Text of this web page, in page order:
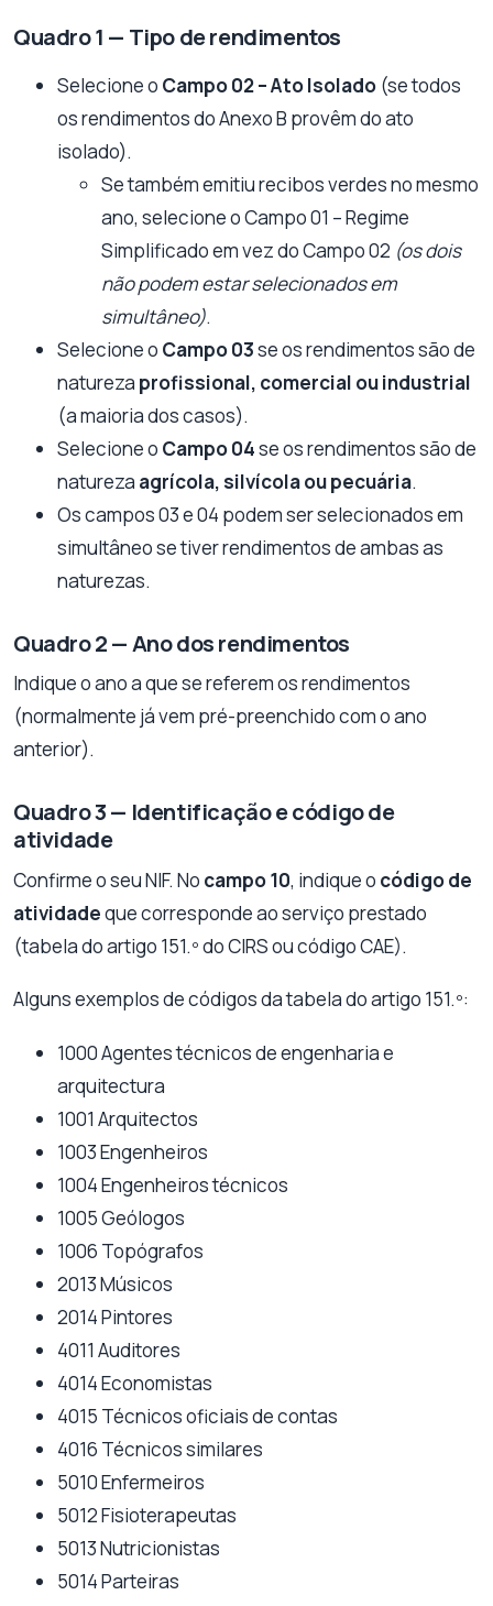
Quadro 1 — Tipo de rendimentos
Selecione o Campo 02 – Ato Isolado (se todos
os rendimentos do Anexo B provêm do ato
isolado).
Se também emitiu recibos verdes no mesmo
ano, selecione o Campo 01 – Regime
Simplificado em vez do Campo 02 (os dois
não podem estar selecionados em
simultâneo).
Selecione o Campo 03se os rendimentos são de
natureza profissional, comercial ou industrial
(a maioria dos casos).
Selecione o Campo 04se os rendimentos são de
natureza agrícola, silvícola ou pecuária.
Os campos 03 e 04 podem ser selecionados em
simultâneo se tiver rendimentos de ambas as
naturezas.
Quadro 2 — Ano dos rendimentos
Indique o ano a que se referem os rendimentos
(normalmente já vem pré-preenchido com o ano
anterior).
Quadro 3 — Identificação e código de
atividade
Confirme o seu NIF. No campo 10, indique o código de
atividadeque corresponde ao serviço prestado
(tabela do artigo 151.º do CIRS ou código CAE).
Alguns exemplos de códigos da tabela do artigo 151.º:
1000 Agentes técnicos de engenharia e
arquitectura
1001 Arquitectos
1003 Engenheiros
1004 Engenheiros técnicos
1005 Geólogos
1006 Topógrafos
2013 Músicos
2014 Pintores
4011 Auditores
4014 Economistas
4015 Técnicos oficiais de contas
4016 Técnicos similares
5010 Enfermeiros
5012 Fisioterapeutas
5013 Nutricionistas
5014 Parteiras